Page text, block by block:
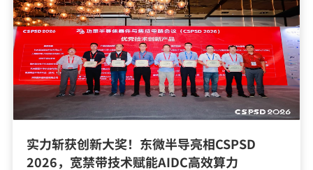
探索详细
实力斩获创新大奖！东微半导亮相CSPSD
2026，宽禁带技术赋能AIDC高效算力